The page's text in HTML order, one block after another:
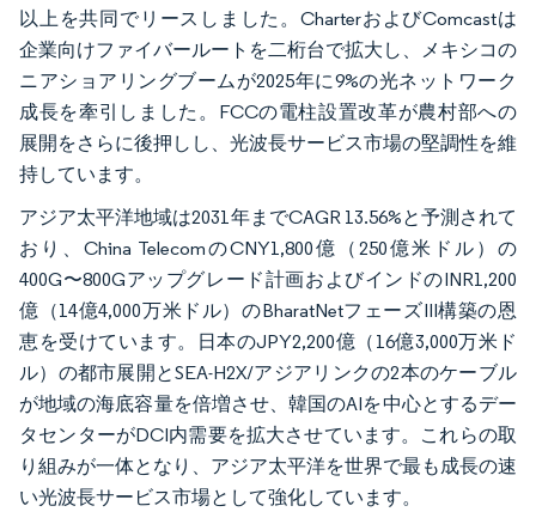
以上を共同でリースしました。CharterおよびComcastは
企業向けファイバールートを二桁台で拡大し、メキシコの
ニアショアリングブームが2025年に9%の光ネットワーク
成長を牽引しました。FCCの電柱設置改革が農村部への
展開をさらに後押しし、光波長サービス市場の堅調性を維
持しています。
アジア太平洋地域は2031年までCAGR 13.56%と予測されて
おり、China TelecomのCNY1,800億（250億米ドル）の
400G〜800Gアップグレード計画およびインドのINR1,200
億（14億4,000万米ドル）のBharatNetフェーズIII構築の恩
恵を受けています。日本のJPY2,200億（16億3,000万米ド
ル）の都市展開とSEA-H2X/アジアリンクの2本のケーブル
が地域の海底容量を倍増させ、韓国のAIを中心とするデー
タセンターがDCI内需要を拡大させています。これらの取
り組みが一体となり、アジア太平洋を世界で最も成長の速
い光波長サービス市場として強化しています。